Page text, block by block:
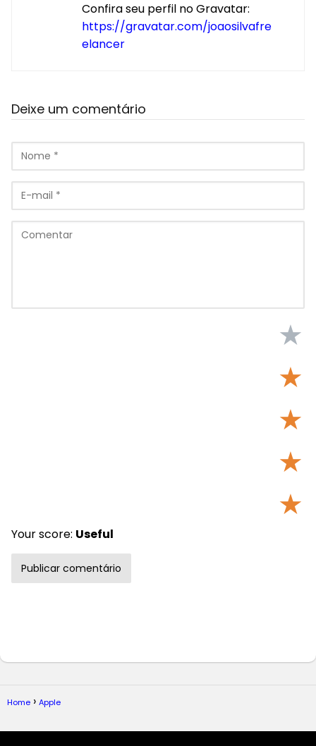
Confira seu perfil no Gravatar:
https://gravatar.com/joaosilvafre
elancer
Deixe um comentário
★
★
★
★
★
Your score: Useful
Home Apple